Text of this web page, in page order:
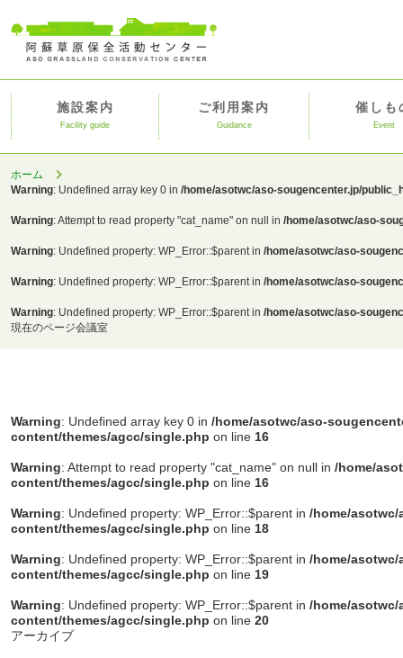
施設案内
Facility guide
ご利用案内
Guidance
催しも
Event
ホーム
Warning: Undefined array key 0 in /home/asotwc/aso-sougencenter.jp/
Warning: Attempt to read property "cat_name" on null in /home/asotwc/aso-
Warning: Undefined property: WP_Error::$parent in /home/asotwc/aso-
Warning: Undefined property: WP_Error::$parent in /home/asotwc/aso-
Warning: Undefined property: WP_Error::$parent in /home/asotwc/aso-
現在のページ会議室
Warning: Undefined array key 0 in /home/asotwc/aso-
content/themes/agcc/single.php on line 16
Warning: Attempt to read property "cat_name" on null in /home/
content/themes/agcc/single.php on line 16
Warning: Undefined property: WP_Error::$parent in /home/
content/themes/agcc/single.php on line 18
Warning: Undefined property: WP_Error::$parent in /home/
content/themes/agcc/single.php on line 19
Warning: Undefined property: WP_Error::$parent in /home/
content/themes/agcc/single.php on line 20
アーカイブ